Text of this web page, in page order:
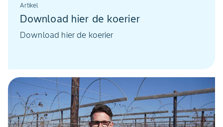
Artikel
Download hier de koerier
Download hier de koerier